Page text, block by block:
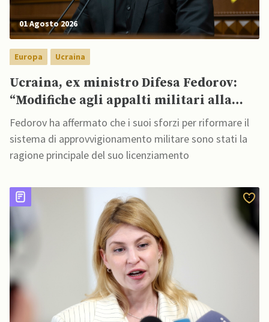
01 Agosto 2026
Europa Ucraina
Ucraina, ex ministro Difesa Fedorov:
“Modifiche agli appalti militari alla
base del mio licenziamento”
Fedorov ha affermato che i suoi sforzi per riformare il
sistema di approvvigionamento militare sono stati la
ragione principale del suo licenziamento